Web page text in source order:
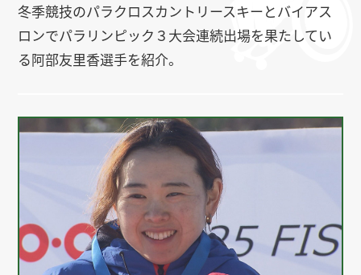
冬季競技のパラクロスカントリースキーとバイアス
ロンでパラリンピック３大会連続出場を果たしてい
る阿部友里香選手を紹介。